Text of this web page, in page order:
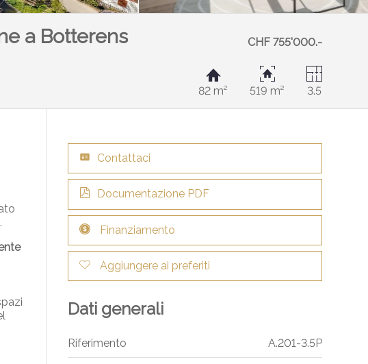
a Botterens CHF 755'000.-
82 m² 519 m² 3.5
Contattaci
Documentazione PDF
Finanziamento
Aggiungere ai preferiti
Dati generali
Riferimento A.201-3.5P